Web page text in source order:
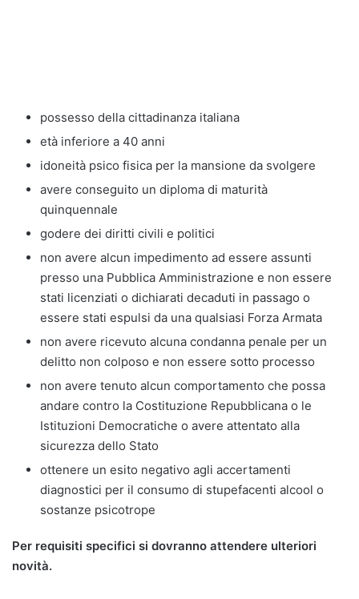
possesso della cittadinanza italiana
età inferiore a 40 anni
idoneità psico fisica per la mansione da svolgere
avere conseguito un diploma di maturità
quinquennale
godere dei diritti civili e politici
non avere alcun impedimento ad essere assunti
presso una Pubblica Amministrazione e non essere
stati licenziati o dichiarati decaduti in passago o
essere stati espulsi da una qualsiasi Forza Armata
non avere ricevuto alcuna condanna penale per un
delitto non colposo e non essere sotto processo
non avere tenuto alcun comportamento che possa
andare contro la Costituzione Repubblicana o le
Istituzioni Democratiche o avere attentato alla
sicurezza dello Stato
ottenere un esito negativo agli accertamenti
diagnostici per il consumo di stupefacenti alcool o
sostanze psicotrope
Per requisiti specifici si dovranno attendere ulteriori
novità.